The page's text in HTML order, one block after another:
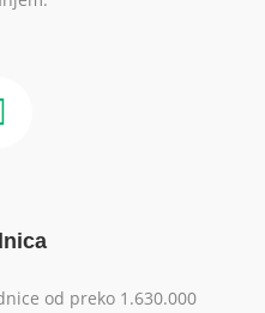
od preko 1.630.000